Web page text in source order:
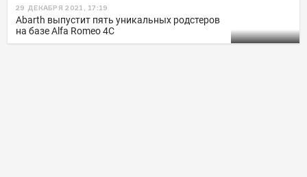
29 ДЕКАБРЯ 2021, 17:19
Abarth выпустит пять уникальных родстеров
на базе Alfa Romeo 4C